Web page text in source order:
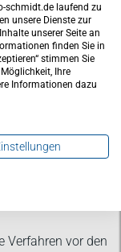
die
zum
des Haager
Verfahren vor den
schmidt.de laufend zu
unsere Dienste zur
unserer Seite an
finden Sie in
stimmen Sie
Ihre
Informationen dazu